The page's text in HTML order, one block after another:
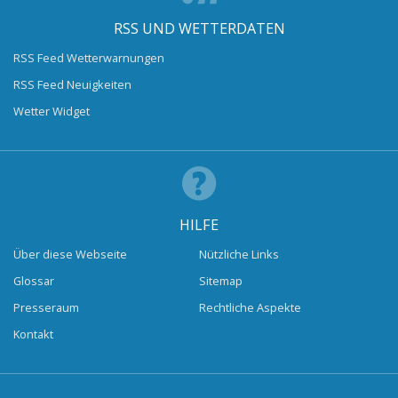
RSS UND WETTERDATEN
RSS Feed Wetterwarnungen
RSS Feed Neuigkeiten
Wetter Widget
HILFE
Über diese Webseite
Glossar
Presseraum
Kontakt
Nützliche Links
Sitemap
Rechtliche Aspekte